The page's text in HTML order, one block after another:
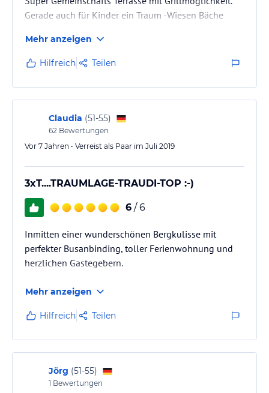
Gerade auch für Kinder ein Traum -Wiesen Bäche
Mehr anzeigen
Hilfreich Teilen
Claudia (51-55)
62 Bewertungen
Vor 7 Jahren • Verreist als Paar im Juli 2019
3xT....TRAUMLAGE-TRAUDI-TOP :-)
6 / 6
Inmitten einer wunderschönen Bergkulisse mit
perfekter Busanbinding, toller Ferienwohnung und
herzlichen Gastegebern.
Mehr anzeigen
Hilfreich Teilen
Jörg (51-55)
1 Bewertungen